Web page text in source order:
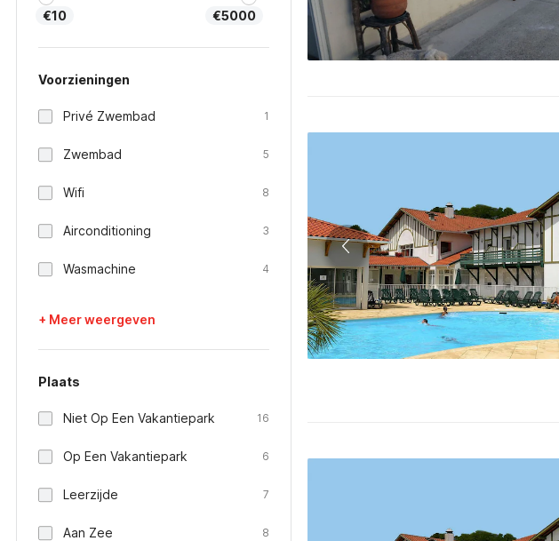
€10 €5000
Voorzieningen
Privé Zwembad 1
Zwembad 5
Wifi 8
Airconditioning 3
Wasmachine 4
+ Meer weergeven
Plaats
Niet Op Een Vakantiepark 16
Op Een Vakantiepark 6
Leerzijde 7
Aan Zee 8